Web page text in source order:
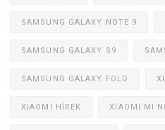
SAMSUNG GALAXY NOTE 9
SAMSUNG GALAXY S9
SAMSUNG GALAXY FOLD
XIAOMI HÍREK XIAOMI MI